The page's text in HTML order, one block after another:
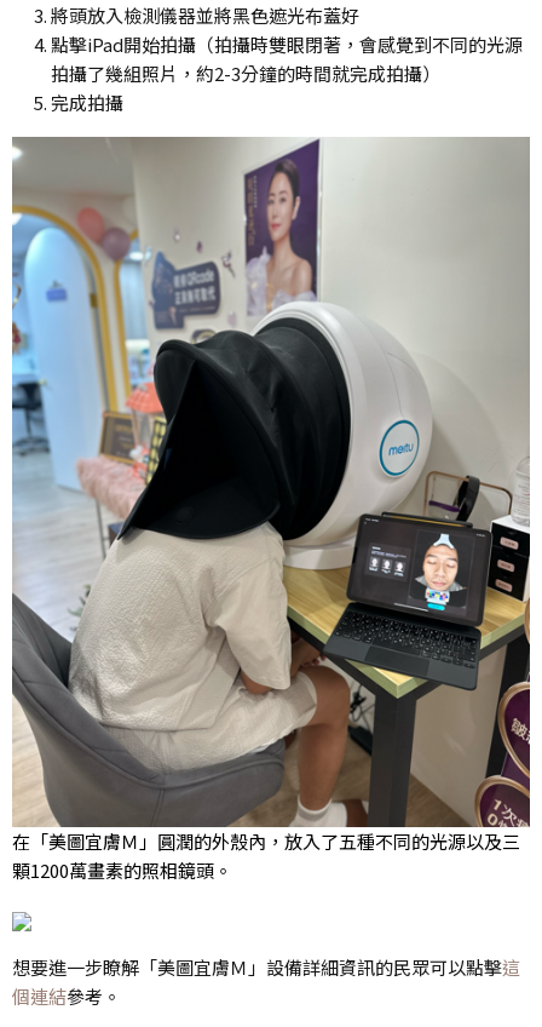
將頭放入檢測儀器並將黑色遮光布蓋好
點擊iPad開始拍攝（拍攝時雙眼閉著，會感覺到不同的光源
拍攝了幾組照片，約2-3分鐘的時間就完成拍攝）
完成拍攝
在「美圖宜膚Ｍ」圓潤的外殼內，放入了五種不同的光源以及三
顆1200萬畫素的照相鏡頭。
想要進一步瞭解「美圖宜膚Ｍ」設備詳細資訊的民眾可以點擊這
個連結參考。